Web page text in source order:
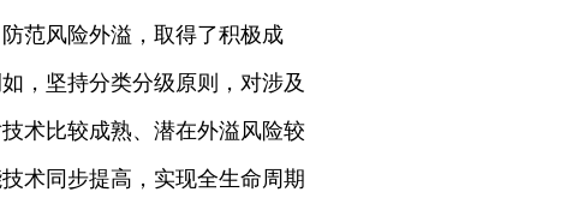
范风险外溢，取得了积极成
，坚持分类分级原则，对涉及
术比较成熟、潜在外溢风险较
术同步提高，实现全生命周期